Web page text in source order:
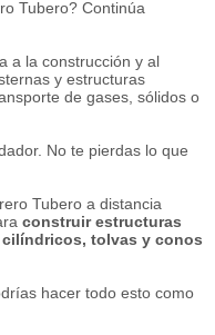
Tubero? Continúa
a la construcción y al
y estructuras
de gases, sólidos o
No te pierdas lo que
Tubero a distancia
construir estructuras
tolvas y conos
hacer todo esto como